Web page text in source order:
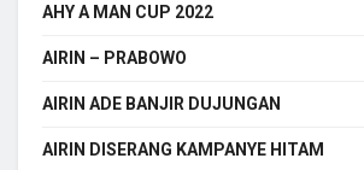
AHY A MAN CUP 2022
AIRIN – PRABOWO
AIRIN ADE BANJIR DUJUNGAN
AIRIN DISERANG KAMPANYE HITAM